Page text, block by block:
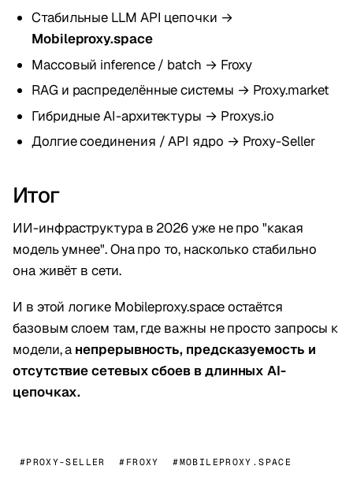
Стабильные LLM API цепочки →
Mobileproxy.space
Массовый inference / batch → Froxy
RAG и распределённые системы → Proxy.market
Гибридные AI-архитектуры → Proxys.io
Долгие соединения / API ядро → Proxy-Seller
Итог
ИИ-инфраструктура в 2026 уже не про "какая
модель умнее". Она про то, насколько стабильно
она живёт в сети.
И в этой логике Mobileproxy.space остаётся
базовым слоем там, где важны не просто запросы к
модели, а непрерывность, предсказуемость и
отсутствие сетевых сбоев в длинных AI-
цепочках.
#PROXY-SELLER #FROXY
#MOBILEPROXY.SPACE